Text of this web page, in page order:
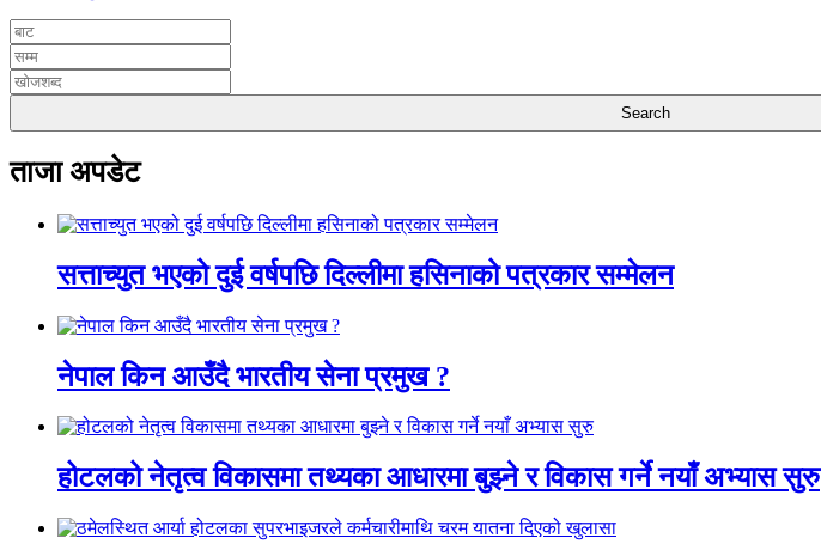
ताजा अपडेट
सत्ताच्युत भएको दुई वर्षपछि दिल्लीमा हसिनाको पत्रकार सम्मेलन
नेपाल किन आउँदै भारतीय सेना प्रमुख ?
होटलको नेतृत्व विकासमा तथ्यका आधारमा बुझ्ने र विकास गर्ने नयाँ अभ्यास सुरु